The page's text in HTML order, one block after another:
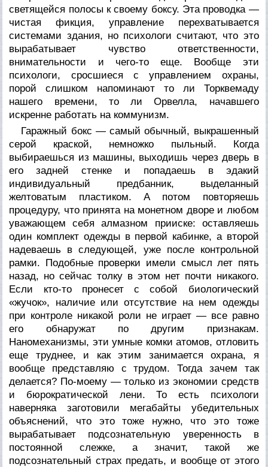
светящейся полосы к своему боксу. Эта проводка —
чистая фикция, управление перехватывается
системами здания, но психологи считают, что это
вырабатывает чувство ответственности,
внимательности и чего-то еще. Вообще эти
психологи, сросшиеся с управлением охраны,
порой слишком напоминают то ли Торквемаду
нашего времени, то ли Орвелла, начавшего
искренне работать на коммунизм.
Гаражный бокс — самый обычный, выкрашенный
серой краской, немножко пыльный. Когда
выбираешься из машины, выходишь через дверь в
его задней стенке и попадаешь в эдакий
индивидуальный предбанник, выделанный
желтоватым пластиком. А потом повторяешь
процедуру, что принята на монетном дворе и любом
уважающем себя алмазном прииске: оставляешь
один комплект одежды в первой кабинке, а второй
надеваешь в следующей, уже после контрольной
рамки. Подобные проверки имели смысл лет пять
назад, но сейчас толку в этом нет почти никакого.
Если кто-то пронесет с собой биологический
«жучок», наличие или отсутствие на нем одежды
при контроле никакой роли не играет — все равно
его обнаружат по другим признакам.
Наномеханизмы, эти умные комки атомов, отловить
еще труднее, и как этим занимается охрана, я
вообще представляю с трудом. Тогда зачем так
делается? По-моему — только из экономии средств
и бюрократической лени. То есть психологи
наверняка заготовили мегабайты убедительных
объяснений, что это тоже нужно, что это тоже
вырабатывает подсознательную уверенность в
постоянной слежке, а значит, такой же
подсознательный страх предать, и вообще от этого